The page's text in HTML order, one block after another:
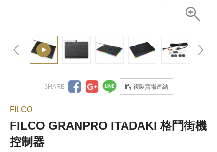
複製賣場連結
FILCO
FILCO GRANPRO ITADAKI 格鬥街機
控制器